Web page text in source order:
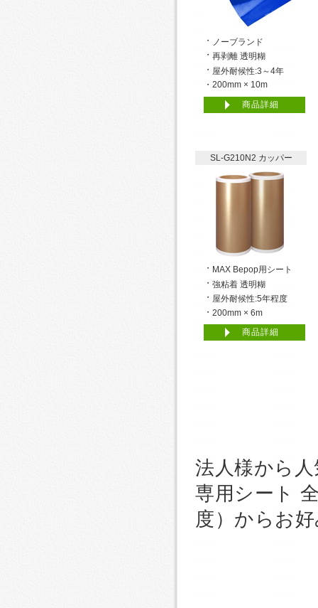
ノーブランド
再剥離 透明糊
屋外耐候性:3～4年
200mm × 10m
商品詳細
SL-G210N2 カッパー
MAX Bepop用シート
強粘着 透明糊
屋外耐候性:5年程度
200mm × 6m
商品詳細
法人様から
専用シート
度）からお